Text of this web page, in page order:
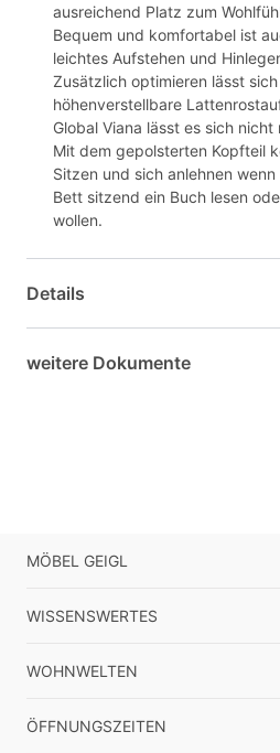
ausreichend Platz zum
Bequem und komfortabel ist
leichtes Aufstehen und
Zusätzlich optimieren lässt
höhenverstellbare
Global Viana lässt es sich
Mit dem gepolsterten Kopfteil
Sitzen und sich anlehnen wenn
Bett sitzend ein Buch lesen
wollen.
Details
weitere Dokumente
MÖBEL GEIGL
WISSENSWERTES
WOHNWELTEN
ÖFFNUNGSZEITEN